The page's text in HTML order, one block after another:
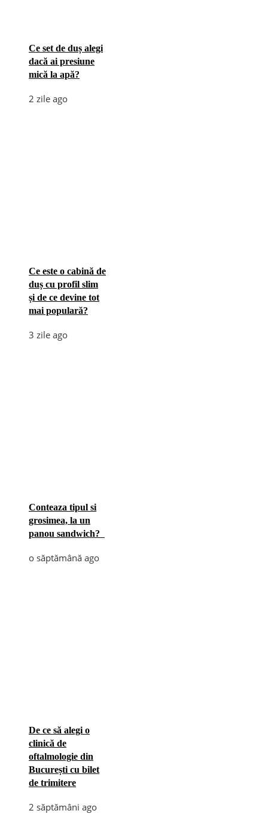
Ce set de duș alegi
dacă ai presiune
mică la apă?
2 zile ago
Ce este o cabină de
duș cu profil slim
și de ce devine tot
mai populară?
3 zile ago
Conteaza tipul si
grosimea, la un
panou sandwich?
o săptămână ago
De ce să alegi o
clinică de
oftalmologie din
București cu bilet
de trimitere
2 săptămâni ago